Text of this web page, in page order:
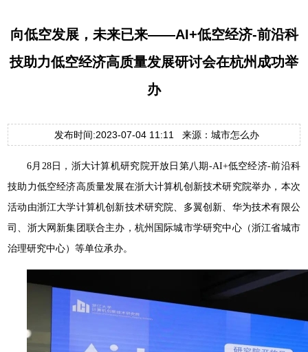
向低空发展，未来已来——AI+低空经济-前沿科
技助力低空经济高质量发展研讨会在杭州成功举
办
发布时间:2023-07-04 11:11 来源：城市怎么办
6月28日，浙大计算机研究院开放日第八期-AI+低空经济-前沿科
技助力低空经济高质量发展在浙大计算机创新技术研究院举办，本次
活动由浙江大学计算机创新技术研究院、多翼创新、华为技术有限公
司、浙大网新集团联合主办，杭州国际城市学研究中心（浙江省城市
治理研究中心）等单位承办。